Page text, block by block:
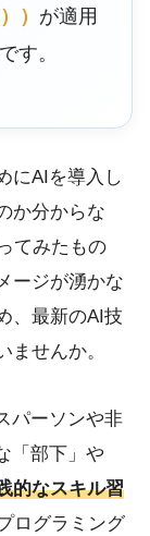
） が適用
す。
にAIを導入し
か分からな
てみたもの
ージが湧かな
、最新のAI技
せんか。
パーソンや非
「部下」や
的なスキル習
ログラミング